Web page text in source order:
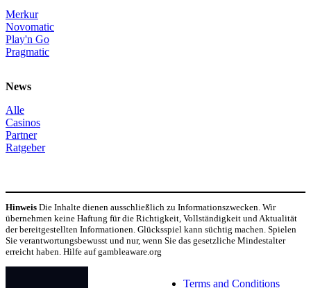
Merkur
Novomatic
Play'n Go
Pragmatic
News
Alle
Casinos
Partner
Ratgeber
Hinweis Die Inhalte dienen ausschließlich zu Informationszwecken. Wir
übernehmen keine Haftung für die Richtigkeit, Vollständigkeit und Aktualität
der bereitgestellten Informationen. Glücksspiel kann süchtig machen. Spielen
Sie verantwortungsbewusst und nur, wenn Sie das gesetzliche Mindestalter
erreicht haben. Hilfe auf gambleaware.org
Terms and Conditions